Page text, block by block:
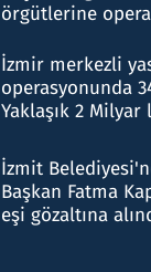
örgütlerine
İzmir merkezli
operasyonunda
Yaklaşık 2
İzmit
Başkan Fatma
eşi gözaltına